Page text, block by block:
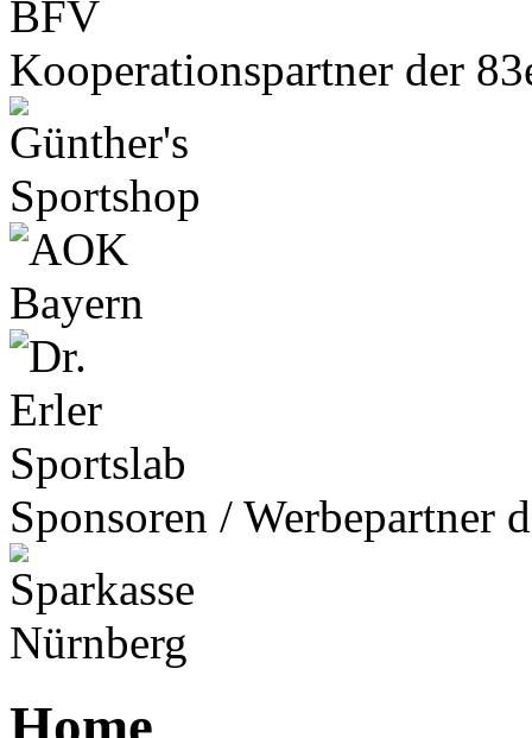
Kooperationspartner der
Sponsoren / Werbepartner